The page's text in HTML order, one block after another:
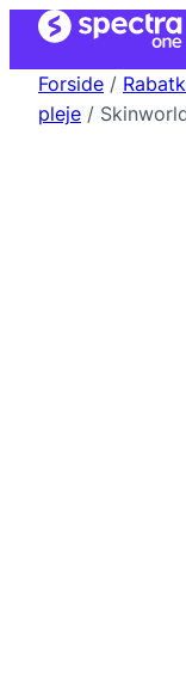
Forside /
pleje /